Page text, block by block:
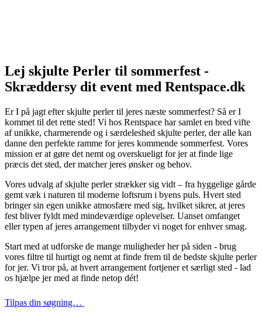
Lej skjulte Perler til sommerfest -
Skræddersy dit event med Rentspace.dk
Er I på jagt efter skjulte perler til jeres næste sommerfest? Så er I
kommet til det rette sted! Vi hos Rentspace har samlet en bred vifte
af unikke, charmerende og i særdeleshed skjulte perler, der alle kan
danne den perfekte ramme for jeres kommende sommerfest. Vores
mission er at gøre det nemt og overskueligt for jer at finde lige
præcis det sted, der matcher jeres ønsker og behov.
Vores udvalg af skjulte perler strækker sig vidt – fra hyggelige gårde
gemt væk i naturen til moderne loftsrum i byens puls. Hvert sted
bringer sin egen unikke atmosfære med sig, hvilket sikrer, at jeres
fest bliver fyldt med mindeværdige oplevelser. Uanset omfanget
eller typen af jeres arrangement tilbyder vi noget for enhver smag.
Start med at udforske de mange muligheder her på siden - brug
vores filtre til hurtigt og nemt at finde frem til de bedste skjulte perler
for jer. Vi tror på, at hvert arrangement fortjener et særligt sted - lad
os hjælpe jer med at finde netop dét!
Tilpas din søgning…